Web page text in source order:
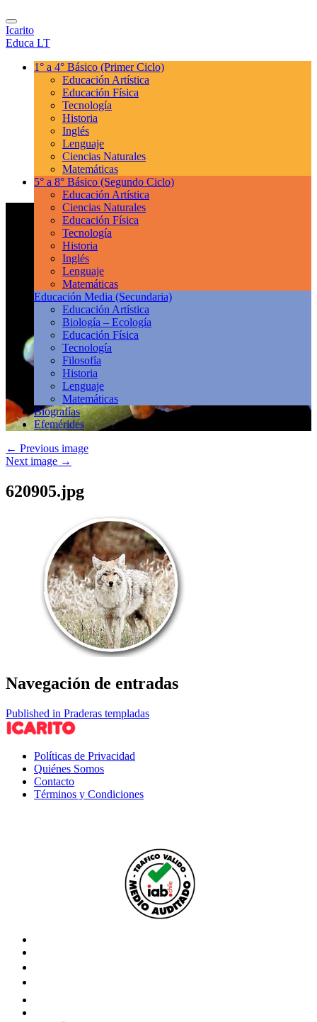
Icarito
Educa LT
1° a 4° Básico (Primer Ciclo)
Educación Artística
Educación Física
Tecnología
Historia
Inglés
Lenguaje
Ciencias Naturales
Matemáticas
5° a 8° Básico (Segundo Ciclo)
Educación Artística
Ciencias Naturales
Educación Física
Tecnología
Historia
Inglés
Lenguaje
Matemáticas
Educación Media (Secundaria)
Educación Artística
Biología – Ecología
Educación Física
Tecnología
Filosofía
Historia
Lenguaje
Matemáticas
Biografías
Efemérides
← Previous image
Next image →
620905.jpg
Navegación de entradas
Published in Praderas templadas
Políticas de Privacidad
Quiénes Somos
Contacto
Términos y Condiciones